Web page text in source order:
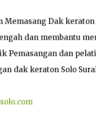
Memasang Dak keraton
dan membantu
Pemasangan dan
dak keraton Solo